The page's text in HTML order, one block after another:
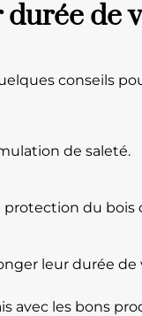
de
conseils
de saleté.
protection du bois
leur durée de
avec les bons